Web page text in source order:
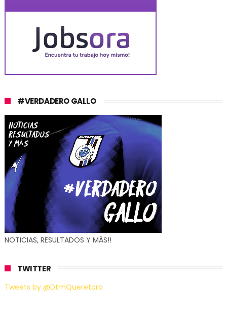
#VERDADERO GALLO
NOTICIAS, RESULTADOS Y MÁS!!
TWITTER
Tweets by @DtmQueretaro